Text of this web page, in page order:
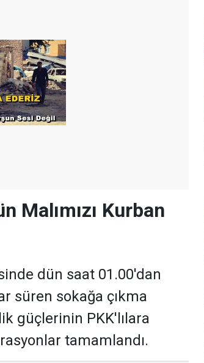
Malımızı Kurban
dün saat 01.00'dan
süren sokağa çıkma
güçlerinin PKK'lılara
tamamlandı.